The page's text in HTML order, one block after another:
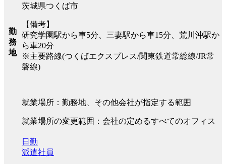
勤
務
地
茨城県つくば市
【備考】
研究学園駅から車5分、三妻駅から車15分、荒川沖駅か
ら車20分
※主要路線(つくばエクスプレス/関東鉄道常総線/JR常
磐線)
就業場所：勤務地、その他会社が指定する範囲
就業場所の変更範囲：会社の定めるすべてのオフィス
日勤
派遣社員